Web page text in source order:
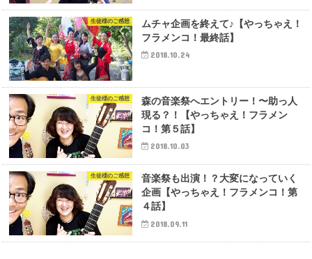
生徒様のご感想
ムチャ企画を終えて♪【やっちゃえ！
フラメンコ！最終話】
2018.10.24
生徒様のご感想
森の音楽祭へエントリー！〜助っ人
現る？！【やっちゃえ！フラメン
コ！第５話】
2018.10.03
生徒様のご感想
音楽祭も出演！？大変になっていく
企画【やっちゃえ！フラメンコ！第
４話】
2018.09.11